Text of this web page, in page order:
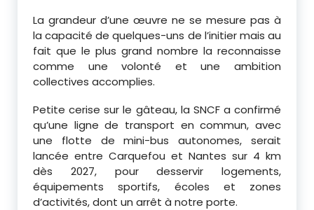
La grandeur d’une œuvre ne se mesure pas à
la capacité de quelques-uns de l’initier mais au
fait que le plus grand nombre la reconnaisse
comme une volonté et une ambition
collectives accomplies.
Petite cerise sur le gâteau, la SNCF a confirmé
qu’une ligne de transport en commun, avec
une flotte de mini-bus autonomes, serait
lancée entre Carquefou et Nantes sur 4 km
dès 2027, pour desservir logements,
équipements sportifs, écoles et zones
d’activités, dont un arrêt à notre porte.